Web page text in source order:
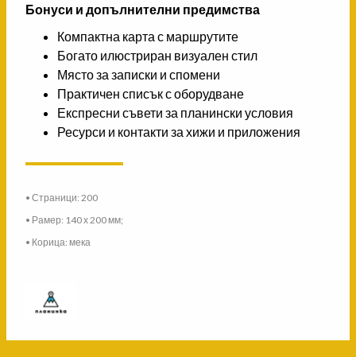
Бонуси и допълнителни предимства
Компактна карта с маршрутите
Богато илюстриран визуален стил
Място за записки и спомени
Практичен списък с оборудване
Експресни съвети за планински условия
Ресурси и контакти за хижи и приложения
• Страници: 200
• Рамер: 140 х 200 мм;
• Корица: мека